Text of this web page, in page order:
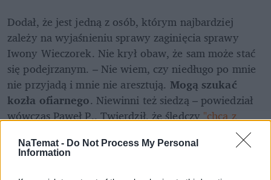
NaTemat - Do Not Process My Personal
Information
Dodał, że jest jedną z osób, którym najbardziej
zależy na wyjaśnieniu sprawy zaginięcia sprawy
Iwony Wieczorek. Nie krył obaw, że sam może stać
się podejrzanym. – Nie wiem, czy niedługo po mnie
nie przyjadą i mnie nie aresztują. Mogą szukać
kozła ofiarnego. Niewinni też siedzą – powiedział
wówczas Paweł P.. Twierdził, że śledczy "chcą z